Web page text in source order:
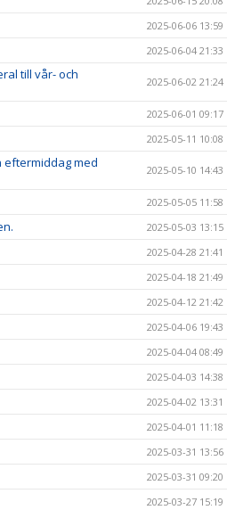
2025-06-06 13:59
2025-06-04 21:33
till vår- och
2025-06-02 21:24
2025-06-01 09:17
2025-05-11 10:08
eftermiddag med
2025-05-10 14:43
2025-05-05 11:58
2025-05-03 13:15
2025-04-28 21:41
2025-04-18 21:49
2025-04-12 21:42
2025-04-06 19:43
2025-04-04 08:49
2025-04-03 14:38
2025-04-02 13:31
2025-04-01 11:18
2025-03-31 13:56
2025-03-31 09:20
2025-03-27 15:19